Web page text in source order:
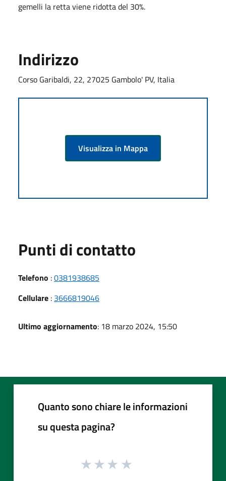
gemelli la retta viene ridotta del 30%.
Indirizzo
Corso Garibaldi, 22, 27025 Gambolo' PV, Italia
Visualizza in Mappa
Punti di contatto
Telefono :0381938685
Cellulare : 3666819046
Ultimo aggiornamento: 18 marzo 2024, 15:50
Quanto sono chiare le informazioni
su questa pagina?